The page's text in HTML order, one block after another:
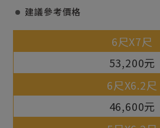
建議參考價格
53,200元
46,600元